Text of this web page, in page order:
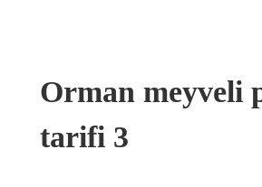
Orman meyveli
tarifi 3